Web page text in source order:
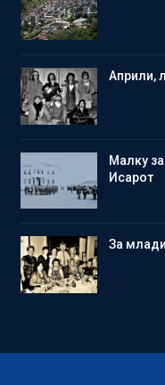
Aприли,
Малку
Исарот
Зa